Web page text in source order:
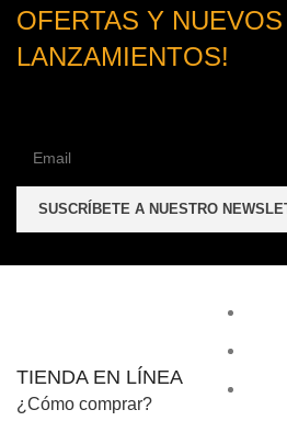
OFERTAS Y NUEVOS
LANZAMIENTOS!
TIENDA EN LÍNEA
¿Cómo comprar?